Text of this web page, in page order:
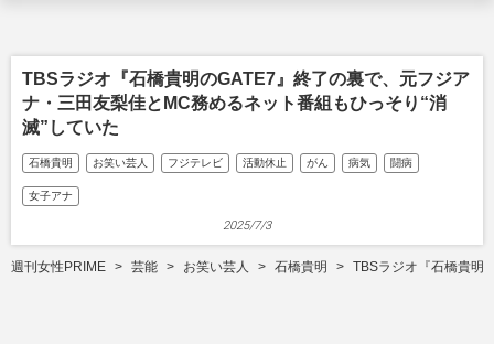
TBSラジオ『石橋貴明のGATE7』終了の裏で、元フジア
ナ・三田友梨佳とMC務めるネット番組もひっそり“消
滅”していた
石橋貴明 お笑い芸人 フジテレビ 活動休止 がん 病気 闘病
女子アナ
2025/7/3
週刊女性PRIME 芸能 お笑い芸人 石橋貴明 TBSラジオ『石橋貴明